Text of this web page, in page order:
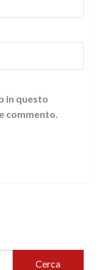
in questo
commento.
Cerca